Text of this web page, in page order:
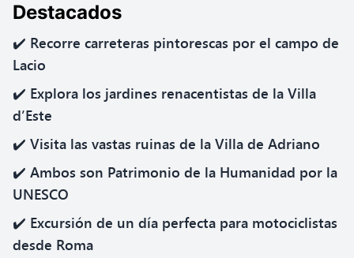
Destacados
✔️ Recorre carreteras pintorescas por el campo de
Lacio
✔️ Explora los jardines renacentistas de la Villa
d’Este
✔️ Visita las vastas ruinas de la Villa de Adriano
✔️ Ambos son Patrimonio de la Humanidad por la
UNESCO
✔️ Excursión de un día perfecta para motociclistas
desde Roma